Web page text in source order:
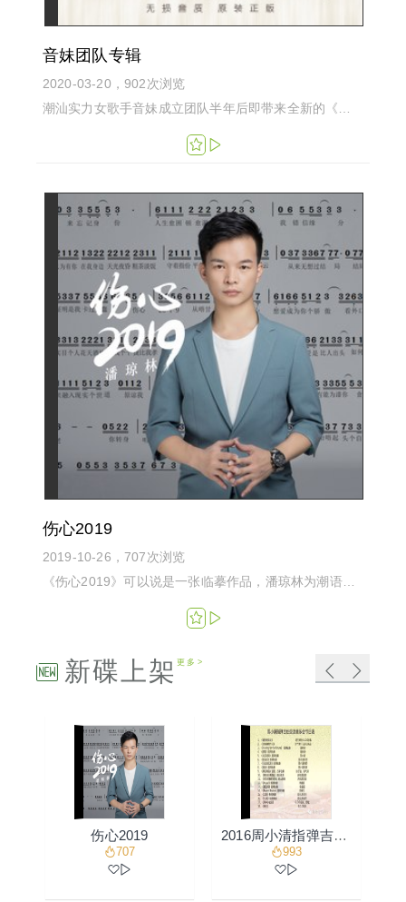
音妹团队专辑
2020-03-20，902次浏览
潮汕实力女歌手音妹成立团队半年后即带来全新的《音妹团队专辑》...
伤心2019
2019-10-26，707次浏览
《伤心2019》可以说是一张临摹作品，潘琼林为潮语歌曲的创作...
新碟上架 更多
伤心2019
707
2016周小清指弹吉他音乐交流会揭阳站
993